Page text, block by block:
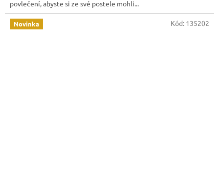
povlečení, abyste si ze své postele mohli...
Novinka Kód: 135202